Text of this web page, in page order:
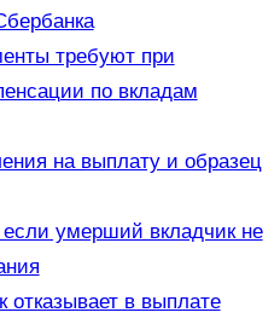
требуют при
по вкладам
на выплату и образец
умерший вкладчик не
в выплате